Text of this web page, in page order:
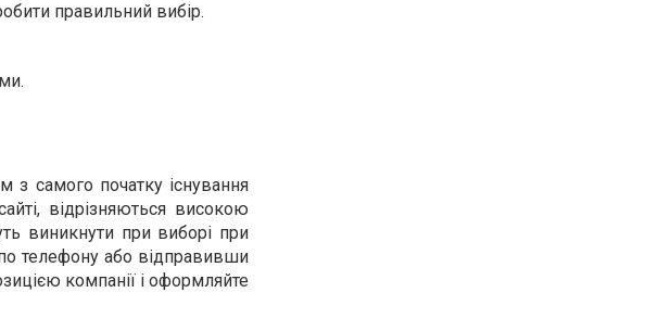
правильний вибір.
.
з самого початку існування
відрізняються високою
виникнути при виборі при
телефону або відправивши
компанії і оформляйте